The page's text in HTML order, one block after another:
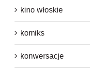
kino włoskie
komiks
konwersacje